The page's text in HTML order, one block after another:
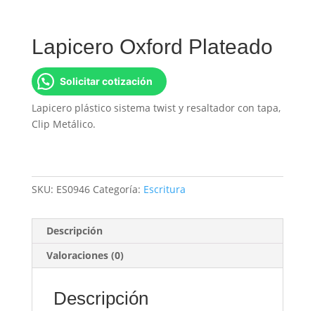
Lapicero Oxford Plateado
Solicitar cotización
Lapicero plástico sistema twist y resaltador con tapa,
Clip Metálico.
SKU: ES0946 Categoría: Escritura
Descripción
Valoraciones (0)
Descripción